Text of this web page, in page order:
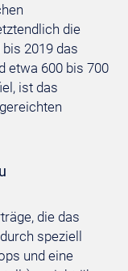
die
2019 das
etwa 600 bis 700
ist das
die das
speziell
und eine